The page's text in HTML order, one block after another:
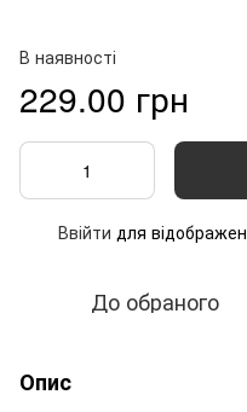
В наявності
229.00 грн
Ввійти для
До обраного
Опис